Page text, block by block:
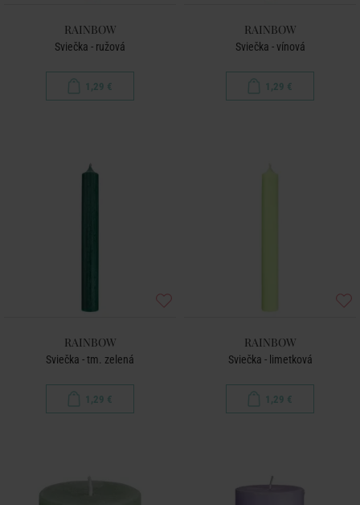
RAINBOW
Sviečka - ružová
1,29 €
RAINBOW
Sviečka - vínová
1,29 €
RAINBOW
Sviečka - tm. zelená
1,29 €
RAINBOW
Sviečka - limetková
1,29 €